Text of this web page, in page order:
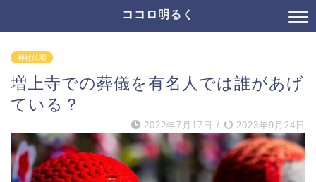
ココロ明るく
神社仏閣
増上寺での葬儀を有名人では誰があげ
ている？
2022年7月17日 / 2023年9月24日